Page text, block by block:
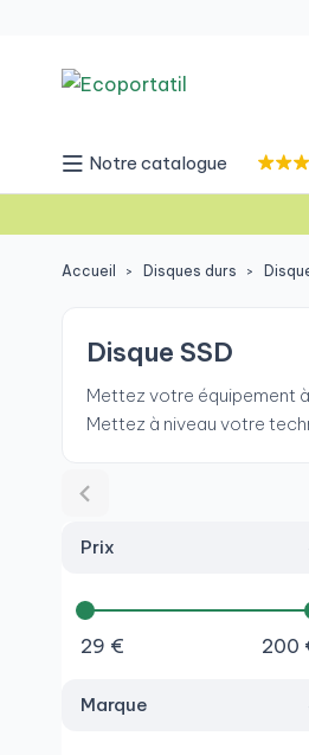
Notre catalogue
Accueil Disques durs
Disque SSD
Mettez votre équipement
Mettez à niveau votre
Prix
29 € 200
Marque